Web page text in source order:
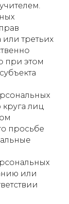
третьих
при этом
лиц
просьбе
или